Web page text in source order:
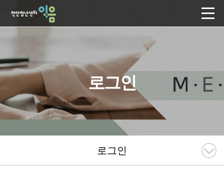
로그인
로그인